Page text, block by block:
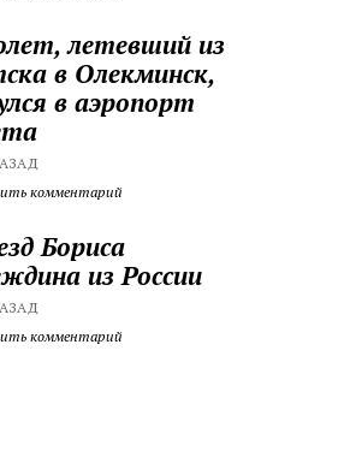
летевший из
в Олекминск,
в аэропорт
комментарий
Бориса
из России
комментарий